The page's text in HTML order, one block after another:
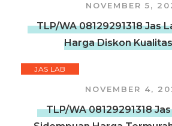
NOVEMBER 5,
TLP/WA 08129291318 Jas
Harga Diskon
JAS LAB
NOVEMBER 4,
TLP/WA 08129291318